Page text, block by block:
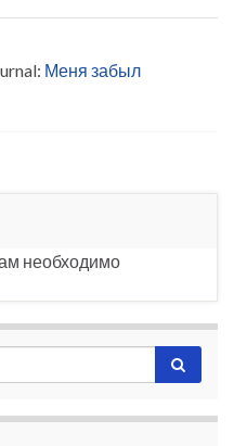
Меня забыл
необходимо